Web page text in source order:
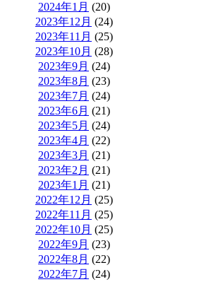
2024年1月 (20)
2023年12月 (24)
2023年11月 (25)
2023年10月 (28)
2023年9月 (24)
2023年8月 (23)
2023年7月 (24)
2023年6月 (21)
2023年5月 (24)
2023年4月 (22)
2023年3月 (21)
2023年2月 (21)
2023年1月 (21)
2022年12月 (25)
2022年11月 (25)
2022年10月 (25)
2022年9月 (23)
2022年8月 (22)
2022年7月 (24)